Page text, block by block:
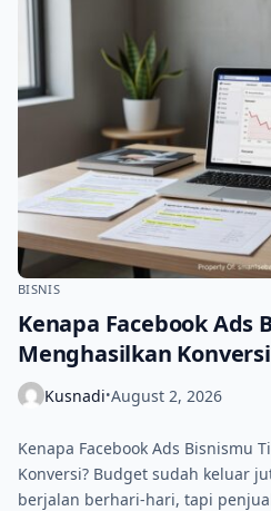
BISNIS
Kenapa Facebook Ads
Menghasilkan
Kusnadi•August 2, 2026
Kenapa Facebook Ads Bisnismu
Konversi? Budget sudah keluar
berjalan berhari-hari, tapi